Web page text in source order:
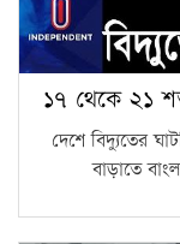
১৭ থেকে ২১
দেশে বিদ্যুতের
বাড়াতে